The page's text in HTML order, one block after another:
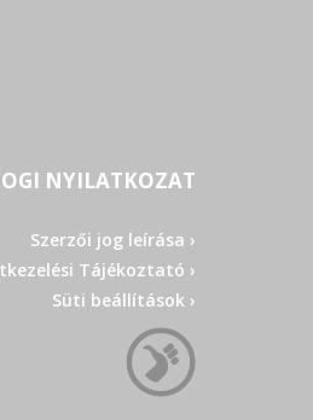
NYILATKOZAT
Szerzői jog leírása ›
Tájékoztató ›
Süti beállítások ›